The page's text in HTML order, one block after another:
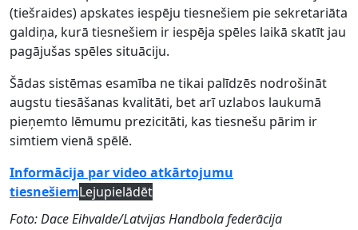
(tiešraides) apskates iespēju tiesnešiem pie sekretariāta
galdiņa, kurā tiesnešiem ir iespēja spēles laikā skatīt jau
pagājušas spēles situāciju.
Šādas sistēmas esamība ne tikai palīdzēs nodrošināt
augstu tiesāšanas kvalitāti, bet arī uzlabos laukumā
pieņemto lēmumu prezicitāti, kas tiesnešu pārim ir
simtiem vienā spēlē.
Informācija par video atkārtojumu
tiesnešiemLejupielādēt
Foto: Dace Eihvalde/Latvijas Handbola federācija